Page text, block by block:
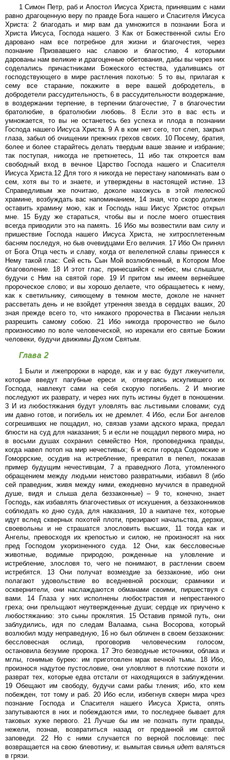
1 Симон Петр, раб и Апостол Иисуса Христа, принявшим с нами
равно драгоценную веру по правде Бога нашего и Спасителя Иисуса
Христа: 2 благодать и мир вам да умножится в познании Бога и
Христа Иисуса, Господа нашего. 3 Как от Божественной силы Его
даровано нам все потребное для жизни и благочестия, через
познание Призвавшего нас славою и благостию, 4 которыми
дарованы нам великие и драгоценные обетования, дабы вы через них
соделались причастниками Божеского естества, удалившись от
господствующего в мире растления похотью: 5 то вы, прилагая к
сему все старание, покажите в вере вашей добродетель, в
добродетели рассудительность, 6 в рассудительности воздержание,
в воздержании терпение, в терпении благочестие, 7 в благочестии
братолюбие, в братолюбии любовь. 8 Если это в вас есть и
умножается, то вы не останетесь без успеха и плода в познании
Господа нашего Иисуса Христа. 9 А в ком нет сего, тот слеп, закрыл
глаза, забыл об очищении прежних грехов своих. 10 Посему, братия,
более и более старайтесь делать твердым ваше звание и избрание;
так поступая, никогда не преткнетесь, 11 ибо так откроется вам
свободный вход в вечное Царство Господа нашего и Спасителя
Иисуса Христа.12 Для того я никогда не перестану напоминать вам о
сем, хотя вы то и знаете, и утверждены в настоящей истине. 13
Справедливым же почитаю, доколе нахожусь в этой телесной
храмине, возбуждать вас напоминанием, 14 зная, что скоро должен
оставить храмину мою, как и Господь наш Иисус Христос открыл
мне. 15 Буду же стараться, чтобы вы и после моего отшествия
всегда приводили это на память. 16 Ибо мы возвестили вам силу и
пришествие Господа нашего Иисуса Христа, не хитросплетенным
басням последуя, но быв очевидцами Его величия. 17 Ибо Он принял
от Бога Отца честь и славу, когда от велелепной славы принесся к
Нему такой глас: Сей есть Сын Мой возлюбленный, в Котором Мое
благоволение. 18 И этот глас, принесшийся с небес, мы слышали,
будучи с Ним на святой горе. 19 И притом мы имеем вернейшее
пророческое слово; и вы хорошо делаете, что обращаетесь к нему,
как к светильнику, сияющему в темном месте, доколе не начнет
рассветать день и не взойдет утренняя звезда в сердцах ваших, 20
зная прежде всего то, что никакого пророчества в Писании нельзя
разрешить самому собою. 21 Ибо никогда пророчество не было
произносимо по воле человеческой, но изрекали его святые Божии
человеки, будучи движимы Духом Святым.
Глава 2
1 Были и лжепророки в народе, как и у вас будут лжеучители,
которые введут пагубные ереси и, отвергаясь искупившего их
Господа, навлекут сами на себя скорую погибель. 2 И многие
последуют их разврату, и через них путь истины будет в поношении.
3 И из любостяжания будут уловлять вас льстивыми словами; суд
им давно готов, и погибель их не дремлет. 4 Ибо, если Бог ангелов
согрешивших не пощадил, но, связав узами адского мрака, предал
блюсти на суд для наказания; 5 и если не пощадил первого мира, но
в восьми душах сохранил семейство Ноя, проповедника правды,
когда навел потоп на мир нечестивых; 6 и если города Содомские и
Гоморрские, осудив на истребление, превратил в пепел, показав
пример будущим нечестивцам, 7 а праведного Лота, утомленного
обращением между людьми неистово развратными, избавил 8 (ибо
сей праведник, живя между ними, ежедневно мучился в праведной
душе, видя и слыша дела беззаконные) – 9 то, конечно, знает
Господь, как избавлять благочестивых от искушения, а беззаконников
соблюдать ко дню суда, для наказания, 10 а наипаче тех, которые
идут вслед скверных похотей плоти, презирают начальства, дерзки,
своевольны и не страшатся злословить высших, 11 тогда как и
Ангелы, превосходя их крепостью и силою, не произносят на них
пред Господом укоризненного суда. 12 Они, как бессловесные
животные, водимые природою, рожденные на уловление и
истребление, злословя то, чего не понимают, в растлении своем
истребятся. 13 Они получат возмездие за беззаконие, ибо они
полагают удовольствие во вседневной роскоши; срамники и
осквернители, они наслаждаются обманами своими, пиршествуя с
вами. 14 Глаза у них исполнены любострастия и непрестанного
греха; они прельщают неутвержденные души; сердце их приучено к
любостяжанию: это сыны проклятия. 15 Оставив прямой путь, они
заблудились, идя по следам Валаама, сына Восорова, который
возлюбил мзду неправедную, 16 но был обличен в своем беззаконии:
бессловесная ослица, проговорив человеческим голосом,
остановила безумие пророка. 17 Это безводные источники, облака и
мглы, гонимые бурею: им приготовлен мрак вечной тьмы. 18 Ибо,
произнося надутое пустословие, они уловляют в плотские похоти и
разврат тех, которые едва отстали от находящихся в заблуждении.
19 Обещают им свободу, будучи сами рабы тления; ибо, кто кем
побежден, тот тому и раб. 20 Ибо если, избегнув скверн мира чрез
познание Господа и Спасителя нашего Иисуса Христа, опять
запутываются в них и побеждаются ими, то последнее бывает для
таковых хуже первого. 21 Лучше бы им не познать пути правды,
нежели, познав, возвратиться назад от преданной им святой
заповеди. 22 Но с ними случается по верной пословице: пес
возвращается на свою блевотину, и: вымытая свинья идет валяться
в грязи.